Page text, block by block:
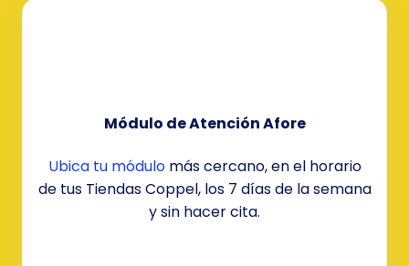
Módulo de Atención Afore
Ubica tu módulomás cercano, en el horario
de tus Tiendas Coppel, los 7 días de la semana
y sin hacer cita.